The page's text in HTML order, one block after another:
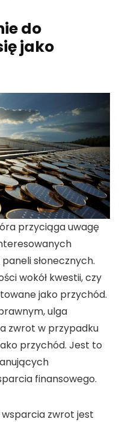
do
jako
przyciąga uwagę
słonecznych.
wokół kwestii, czy
jako przychód.
ulga
zwrot w przypadku
przychód. Jest to
finansowego.
zwrot jest